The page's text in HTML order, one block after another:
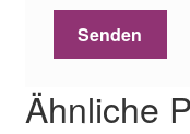
Ähnliche